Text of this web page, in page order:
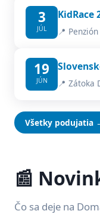
3
JÚL
KidRace
📍
19
JÚN 📍 Zátoka
Všetky podujatia
📰
Čo sa deje na